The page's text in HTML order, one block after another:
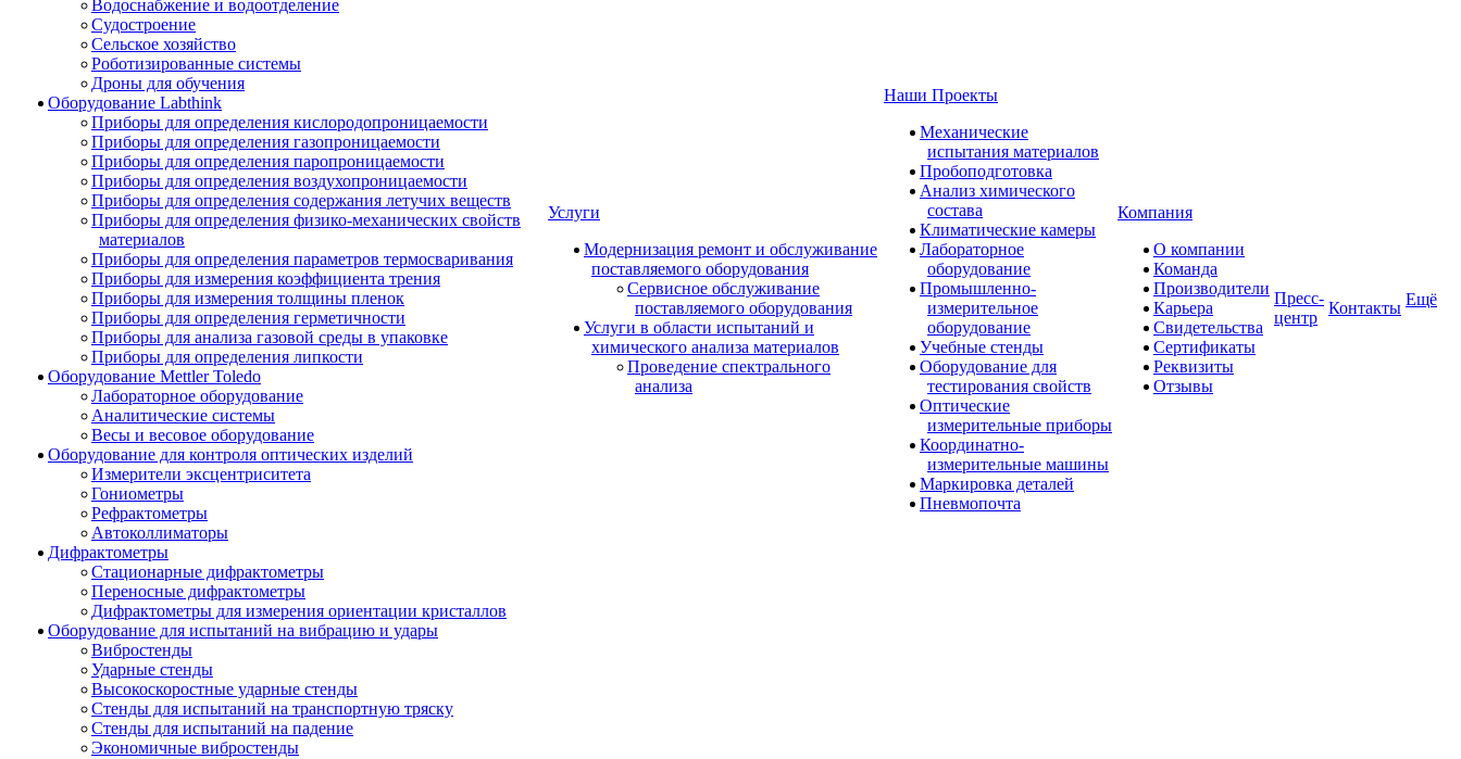
Водоснабжение и водоотделение
Судостроение
Сельское хозяйство
Роботизированные системы
Дроны для обучения
Оборудование Labthink
Приборы для определения кислородопроницаемости
Приборы для определения газопроницаемости
Приборы для определения паропроницаемости
Приборы для определения воздухопроницаемости
Приборы для определения содержания летучих веществ
Приборы для определения физико-механических свойств
материалов
Приборы для определения параметров термосваривания
Приборы для измерения коэффициента трения
Приборы для измерения толщины пленок
Приборы для определения герметичности
Приборы для анализа газовой среды в упаковке
Приборы для определения липкости
Оборудование Mettler Toledo
Лабораторное оборудование
Аналитические системы
Весы и весовое оборудование
Оборудование для контроля оптических изделий
Измерители эксцентриситета
Гониометры
Рефрактометры
Автоколлиматоры
Дифрактометры
Стационарные дифрактометры
Переносные дифрактометры
Дифрактометры для измерения ориентации кристаллов
Оборудование для испытаний на вибрацию и удары
Вибростенды
Ударные стенды
Высокоскоростные ударные стенды
Стенды для испытаний на транспортную тряску
Стенды для испытаний на падение
Экономичные вибростенды
Услуги
Модернизация ремонт и обслуживание
поставляемого оборудования
Сервисное обслуживание
поставляемого оборудования
Услуги в области испытаний и
химического анализа материалов
Проведение спектрального
анализа
Наши Проекты
Механические
испытания материалов
Пробоподготовка
Анализ химического
состава
Климатические камеры
Лабораторное
оборудование
Промышленно-
измерительное
оборудование
Учебные стенды
Оборудование для
тестирования свойств
Оптические
измерительные приборы
Координатно-
измерительные машины
Маркировка деталей
Пневмопочта
Компания
О компании
Команда
Производители
Карьера
Свидетельства
Сертификаты
Реквизиты
Отзывы
Пресс-
центр
Контакты Ещё